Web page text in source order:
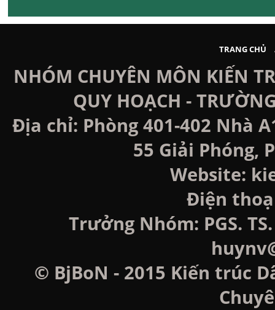
TRANG CHỦ
NHÓM CHUYÊN MÔN KIẾN
QUY HOẠCH -
Địa chỉ: Phòng 401-402 Nhà
55 Giải Phóng,
Website:
Điện
Trưởng Nhóm: PGS.
© BjBoN - 2015 Kiến trúc